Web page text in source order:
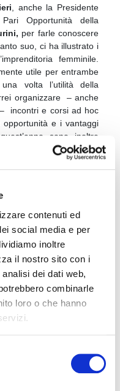
contenuti ed
social media e per
inoltre
il nostro sito con i
dei dati web,
combinarle
loro o che hanno
, anche la Presidente
Opportunità della
per farle conoscere
suo, ci ha illustrato i
femminile.
utile per entrambe
volta l’utilità della
organizzare – anche
incontri e corsi ad hoc
opportunità e i vantaggi
sono inoltre
e aggiornamento,
sarà incentrato sul
scambiare idee e
mio avviso è la mission